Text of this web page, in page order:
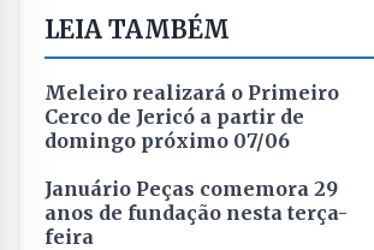
LEIA TAMBÉM
Meleiro realizará o Primeiro
Cerco de Jericó a partir de
domingo próximo 07/06
Januário Peças comemora 29
anos de fundação nesta terça-
feira